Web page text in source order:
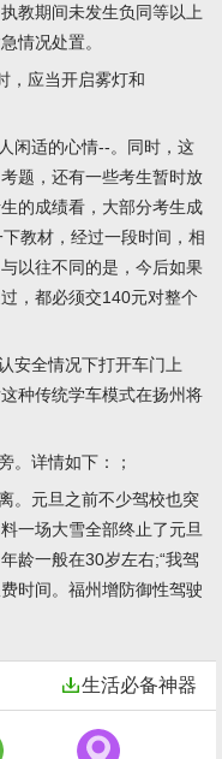
教期间未发生负同等以上
情况处置。
，应当开启雾灯和
闲适的心情--。同时，这
题，还有一些考生暂时放
的成绩看，大部分考生成
教材，经过一段时间，相
以往不同的是，今后如果
，都必须交140元对整个
安全情况下打开车门上
种传统学车模式在扬州将
。详情如下：；
。元旦之前不少驾校也突
一场大雪全部终止了元旦
龄一般在30岁左右;“我驾
时间。福州增防御性驾驶
生活必备神器